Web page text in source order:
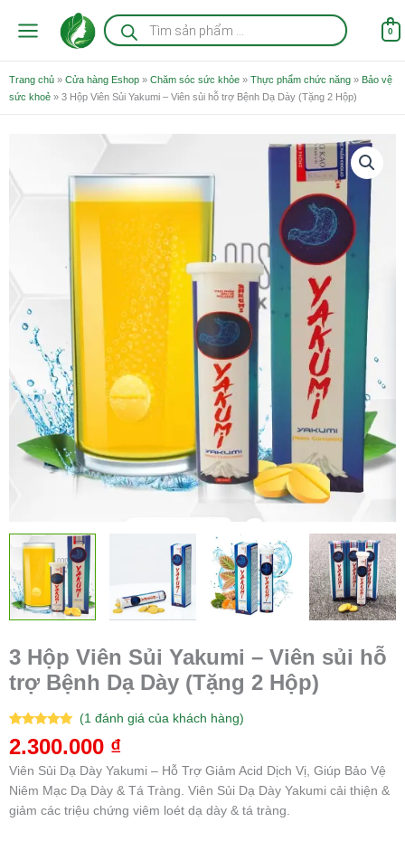
Tìm
kiếm
sản
0
Trang chủ » Cửa hàng Eshop » Chăm sóc sức khỏe » Thực phẩm chức năng » Bảo vệ
sức khoẻ » 3 Hộp Viên Sủi Yakumi – Viên sủi hỗ trợ Bệnh Dạ Dày (Tặng 2 Hộp)
3 Hộp Viên Sủi Yakumi – Viên sủi hỗ
trợ Bệnh Dạ Dày (Tặng 2 Hộp)
5.00trên 5
dựa trên
1
(1đánh giá của khách hàng)
2.300.000 ₫
Viên Sủi Dạ Dày Yakumi – Hỗ Trợ Giảm Acid Dịch Vị, Giúp Bảo Vệ
Niêm Mạc Dạ Dày & Tá Tràng. Viên Sủi Dạ Dày Yakumi cải thiện &
giảm các triệu chứng viêm loét dạ dày & tá tràng.